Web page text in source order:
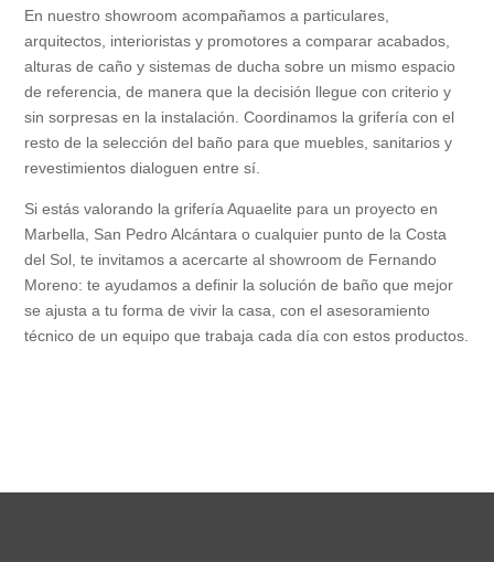
En nuestro showroom acompañamos a particulares,
arquitectos, interioristas y promotores a comparar acabados,
alturas de caño y sistemas de ducha sobre un mismo espacio
de referencia, de manera que la decisión llegue con criterio y
sin sorpresas en la instalación. Coordinamos la grifería con el
resto de la selección del baño para que muebles, sanitarios y
revestimientos dialoguen entre sí.
Si estás valorando la grifería Aquaelite para un proyecto en
Marbella, San Pedro Alcántara o cualquier punto de la Costa
del Sol, te invitamos a acercarte al showroom de Fernando
Moreno: te ayudamos a definir la solución de baño que mejor
se ajusta a tu forma de vivir la casa, con el asesoramiento
técnico de un equipo que trabaja cada día con estos productos.